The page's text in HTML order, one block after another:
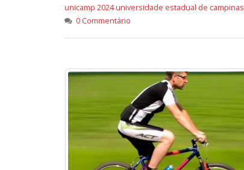
unicamp 2024 universidade estadual de campinas
0 Commentário